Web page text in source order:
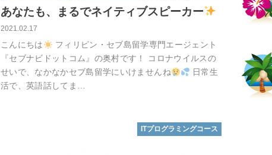
あなたも、まるでネイティブスピーカー
2021.02.17
こんにちは
フィリピン・セブ島留学専門エージェント
『セブナビドットコム』の奥村です！ コロナウイルスの
せいで、なかなかセブ島留学にいけませんね
日常生
活で、英語話してま…
ITプログラミングコース